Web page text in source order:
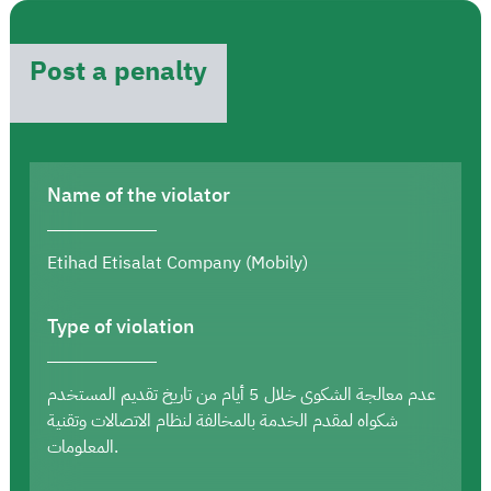
Post a penalty
Name of the violator
Etihad Etisalat Company (Mobily)
Type of violation
عدم معالجة الشكوى خلال 5 أيام من تاريخ تقديم المستخدم
شكواه لمقدم الخدمة بالمخالفة لنظام الاتصالات وتقنية
المعلومات.